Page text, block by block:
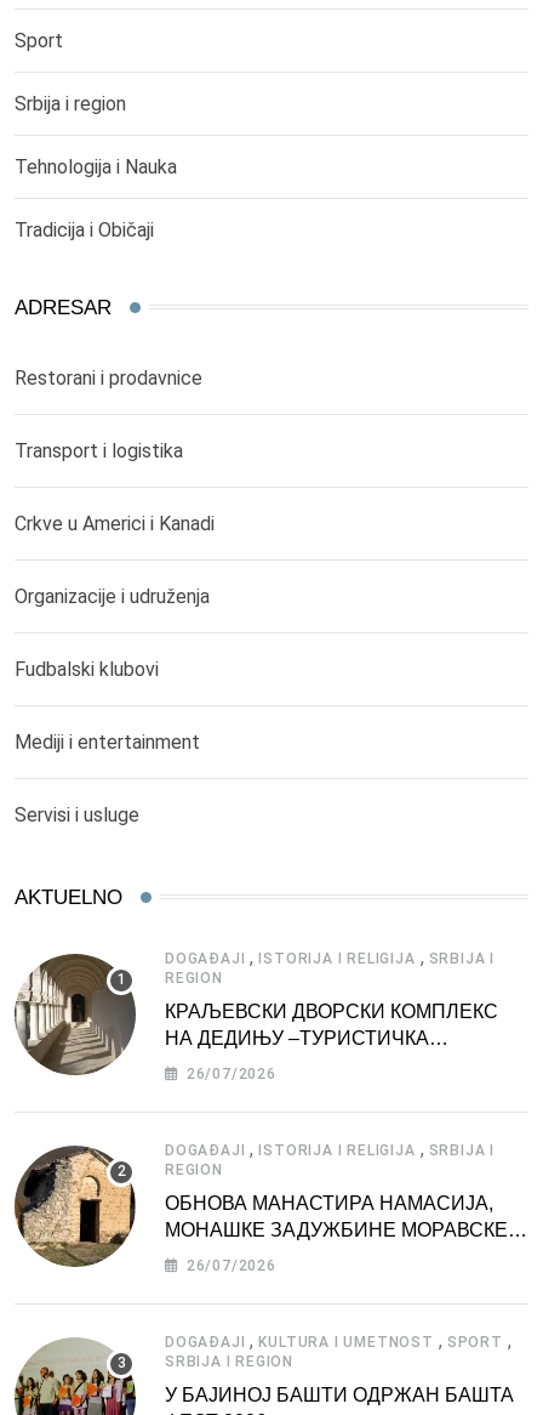
Sport
Srbija i region
Tehnologija i Nauka
Tradicija i Običaji
ADRESAR
Restorani i prodavnice
Transport i logistika
Crkve u Americi i Kanadi
Organizacije i udruženja
Fudbalski klubovi
Mediji i entertainment
Servisi i usluge
AKTUELNO
DOGAĐAJI , ISTORIJA I RELIGIJA , SRBIJA I
REGION
КРАЉЕВСКИ ДВОРСКИ КОМПЛЕКС
НА ДЕДИЊУ –ТУРИСТИЧКА
АТРАКЦИЈА
26/07/2026
DOGAĐAJI , ISTORIJA I RELIGIJA , SRBIJA I
REGION
ОБНОВА МАНАСТИРА НАМАСИЈА,
МОНАШКЕ ЗАДУЖБИНЕ МОРАВСКЕ
СРБИЈЕ
26/07/2026
DOGAĐAJI ,KULTURA I UMETNOST , SPORT ,
SRBIJA I REGION
У БАЈИНОЈ БАШТИ ОДРЖАН БАШТА